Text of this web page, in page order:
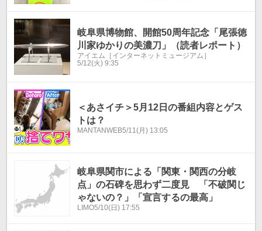
岐阜県博物館、開館50周年記念「尾張徳
川家ゆかりの美濃刀」（読者レポート）
アイエム［インターネットミュージアム］
5/12(火) 9:35
＜あさイチ＞5月12日の番組内容とゲス
トは？
MANTANWEB5/11(月) 13:05
岐阜県関市による「関東・関西の分岐
点」の石碑を思わず二度見 「不破関じ
ゃないの？」「宣言するの最高」
LIMO5/10(日) 17:55